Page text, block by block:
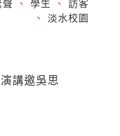
聲 、 學生 、 訪客
、 淡水校園
講邀吳思